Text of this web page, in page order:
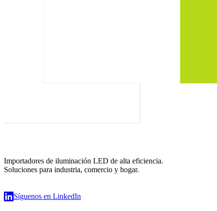
Importadores de iluminación LED de alta eficiencia.
Soluciones para industria, comercio y hogar.
Síguenos en LinkedIn